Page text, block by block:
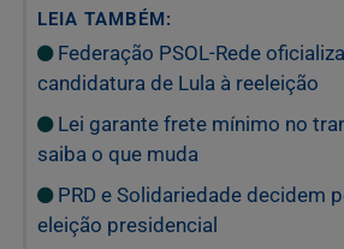
LEIA TAMBÉM:
Federação PSOL-Rede
candidatura de Lula à reeleição
Lei garante frete mínimo no
saiba o que muda
PRD e Solidariedade decidem
eleição presidencial